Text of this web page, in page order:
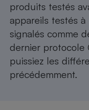
produits testés
appareils testés
signalés comme
dernier protocole
puissiez les
précédemment.